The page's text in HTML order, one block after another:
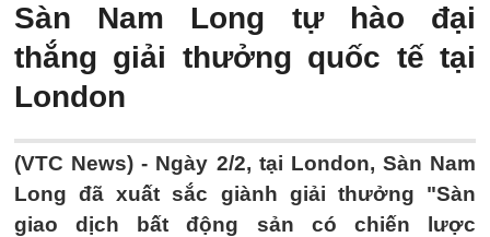
Sàn Nam Long tự hào đại
thắng giải thưởng quốc tế tại
London
(VTC News) - Ngày 2/2, tại London, Sàn Nam
Long đã xuất sắc giành giải thưởng "Sàn
giao dịch bất động sản có chiến lược